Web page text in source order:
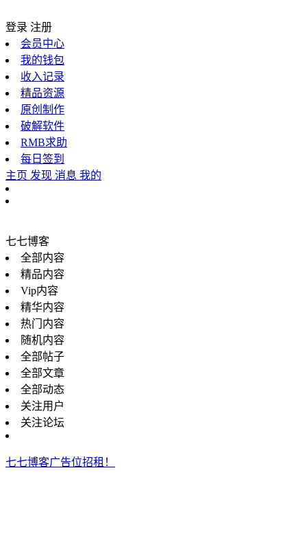
登录 注册
会员中心
我的钱包
收入记录
精品资源
原创制作
破解软件
RMB求助
每日签到
主页 发现 消息 我的
七七博客
全部内容
精品内容
Vip内容
精华内容
热门内容
随机内容
全部帖子
全部文章
全部动态
关注用户
关注论坛
七七博客广告位招租！